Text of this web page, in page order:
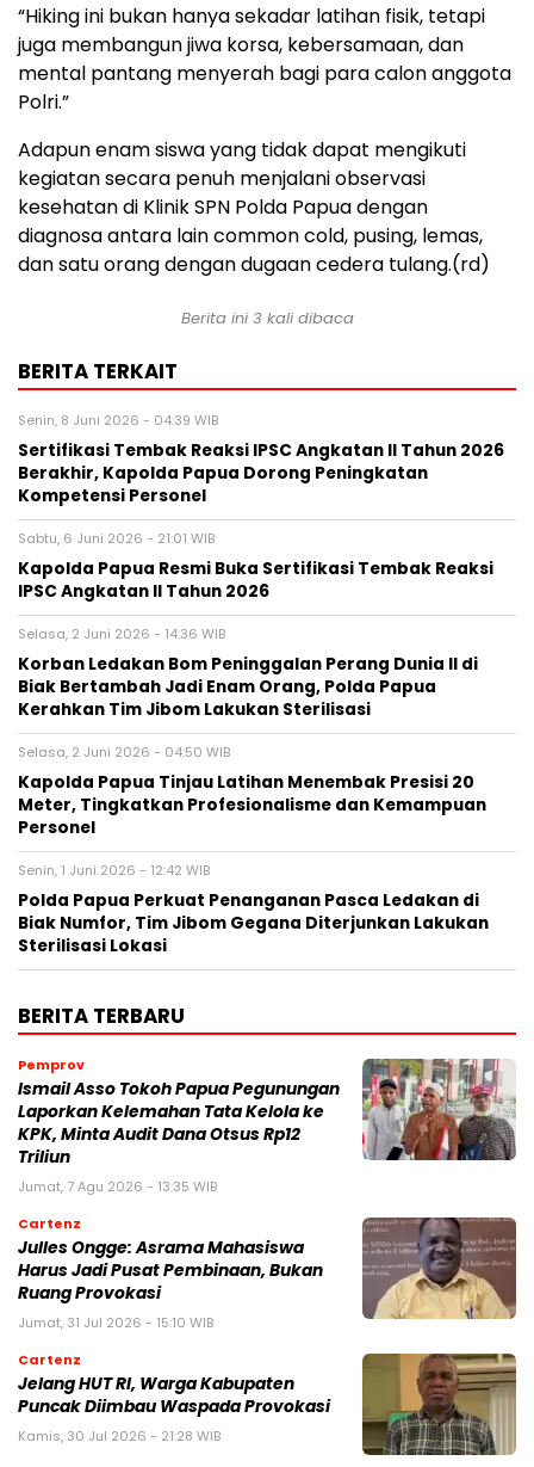
“Hiking ini bukan hanya sekadar latihan fisik, tetapi
juga membangun jiwa korsa, kebersamaan, dan
mental pantang menyerah bagi para calon anggota
Polri.”
Adapun enam siswa yang tidak dapat mengikuti
kegiatan secara penuh menjalani observasi
kesehatan di Klinik SPN Polda Papua dengan
diagnosa antara lain common cold, pusing, lemas,
dan satu orang dengan dugaan cedera tulang.(rd)
Berita ini 3 kali dibaca
BERITA TERKAIT
Senin, 8 Juni 2026 - 04:39 WIB
Sertifikasi Tembak Reaksi IPSC Angkatan II Tahun 2026
Berakhir, Kapolda Papua Dorong Peningkatan
Kompetensi Personel
Sabtu, 6 Juni 2026 - 21:01 WIB
Kapolda Papua Resmi Buka Sertifikasi Tembak Reaksi
IPSC Angkatan II Tahun 2026
Selasa, 2 Juni 2026 - 14:36 WIB
Korban Ledakan Bom Peninggalan Perang Dunia II di
Biak Bertambah Jadi Enam Orang, Polda Papua
Kerahkan Tim Jibom Lakukan Sterilisasi
Selasa, 2 Juni 2026 - 04:50 WIB
Kapolda Papua Tinjau Latihan Menembak Presisi 20
Meter, Tingkatkan Profesionalisme dan Kemampuan
Personel
Senin, 1 Juni 2026 - 12:42 WIB
Polda Papua Perkuat Penanganan Pasca Ledakan di
Biak Numfor, Tim Jibom Gegana Diterjunkan Lakukan
Sterilisasi Lokasi
BERITA TERBARU
Pemprov
Ismail Asso Tokoh Papua Pegunungan
Laporkan Kelemahan Tata Kelola ke
KPK, Minta Audit Dana Otsus Rp12
Triliun
Jumat, 7 Agu 2026 - 13:35 WIB
Cartenz
Julles Ongge: Asrama Mahasiswa
Harus Jadi Pusat Pembinaan, Bukan
Ruang Provokasi
Jumat, 31 Jul 2026 - 15:10 WIB
Cartenz
Jelang HUT RI, Warga Kabupaten
Puncak Diimbau Waspada Provokasi
Kamis, 30 Jul 2026 - 21:28 WIB